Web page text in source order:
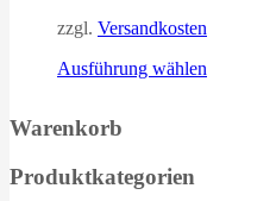
zzgl. Versandkosten
Ausführung wählen
Warenkorb
Produktkategorien